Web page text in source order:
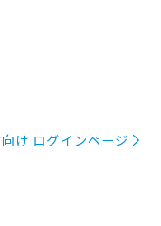
け ログインページ